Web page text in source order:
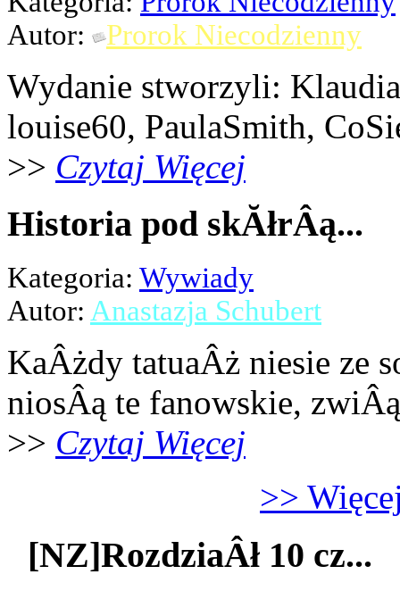
Autor:
Prorok Niecodzienny
Wydanie stworzyli:
louise60, PaulaSmith,
>> Czytaj Więcej
Historia pod skĂłrÂą...
Kategoria: Wywiady
Autor: Anastazja Schubert
KaÂżdy tatuaÂż niesie ze
niosÂą te fanowskie,
>> Czytaj Więcej
>>
[NZ]RozdziaÂł 10 cz...